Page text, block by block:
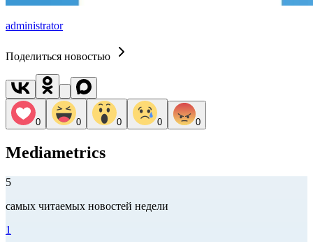
administrator
Поделиться новостью
0 0 0 0 0
Mediametrics
5
самых читаемых новостей недели
1